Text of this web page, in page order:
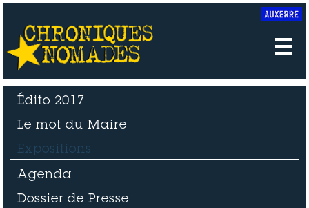
Édito 2017
Le mot du Maire
Expositions
Agenda
Dossier de Presse